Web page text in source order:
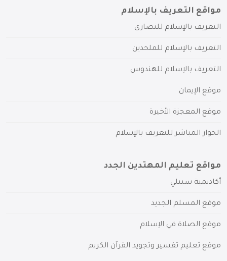
مواقع التعريف بالإسلام
التعريف بالإسلام للنصارى
التعريف بالإسلام للملحدين
التعريف بالإسلام للهندوس
موقع الإيمان
موقع المعجزة الأخيرة
الحوار المباشر للتعريف بالإسلام
مواقع تعليم المهتدين الجدد
أكاديمية سبيلي
موقع المسلم الجديد
موقع الصلاة في الإسلام
موقع تعليم تفسير وتجويد القرآن الكريم